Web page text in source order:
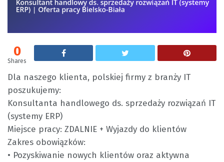
0
Shares
Dla naszego klienta, polskiej firmy z branży IT
poszukujemy:
Konsultanta handlowego ds. sprzedaży rozwiązań IT
(systemy ERP)
Miejsce pracy: ZDALNIE + Wyjazdy do klientów
Zakres obowiązków:
• Pozyskiwanie nowych klientów oraz aktywna